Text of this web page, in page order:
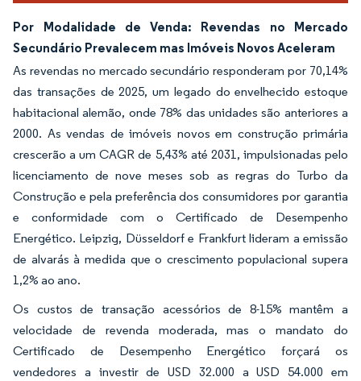
Por Modalidade de Venda: Revendas no Mercado
Secundário Prevalecem mas Imóveis Novos Aceleram
As revendas no mercado secundário responderam por 70,14%
das transações de 2025, um legado do envelhecido estoque
habitacional alemão, onde 78% das unidades são anteriores a
2000. As vendas de imóveis novos em construção primária
crescerão a um CAGR de 5,43% até 2031, impulsionadas pelo
licenciamento de nove meses sob as regras do Turbo da
Construção e pela preferência dos consumidores por garantia
e conformidade com o Certificado de Desempenho
Energético. Leipzig, Düsseldorf e Frankfurt lideram a emissão
de alvarás à medida que o crescimento populacional supera
1,2% ao ano.
Os custos de transação acessórios de 8-15% mantêm a
velocidade de revenda moderada, mas o mandato do
Certificado de Desempenho Energético forçará os
vendedores a investir de USD 32.000 a USD 54.000 em